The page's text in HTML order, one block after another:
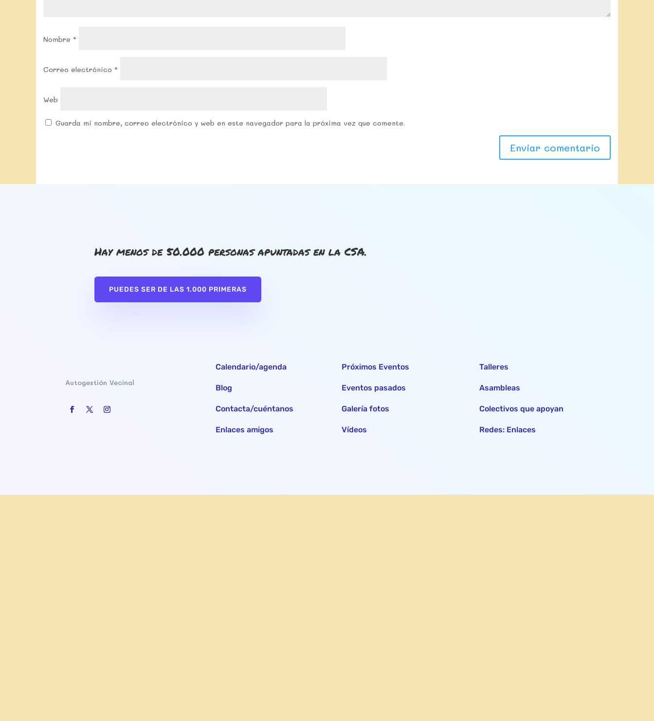
Nombre *
Correo electrónico *
Web
Guarda mi nombre, correo electrónico y web en este navegador para la próxima vez que comente.
Hay menos de 50.000 personas apuntadas en la CSA.
PUEDES SER DE LAS 1.000 PRIMERAS
Autogestión Vecinal
Calendario/agenda
Blog
Contacta/cuéntanos
Enlaces amigos
Próximos Eventos
Eventos pasados
Galería fotos
Vídeos
Talleres
Asambleas
Colectivos que apoyan
Redes: Enlaces